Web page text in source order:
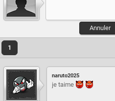
Annuler
1
naruto2025
je taime